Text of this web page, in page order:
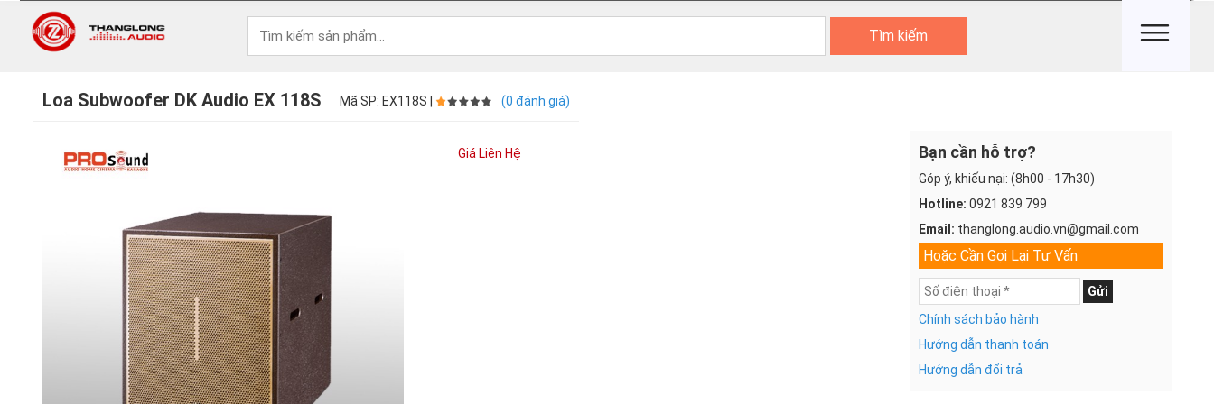
Tìm kiếm
Loa Subwoofer DK Audio EX 118S Mã SP: EX118S | (0 đánh giá)
Giá Liên Hệ Bạn cần hỗ trợ?
Góp ý, khiếu nại: (8h00 - 17h30)
Hotline: 0921 839 799
Email: thanglong.audio.vn@gmail.com
Hoặc Cần Gọi Lại Tư Vấn
Gửi
Chính sách bảo hành
Hướng dẫn thanh toán
Hướng dẫn đổi trả